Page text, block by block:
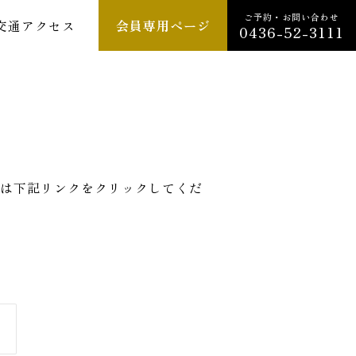
通アクセス 会員専用ページ ご予約・お問い合わせ
0436-52-3111
下記リンクをクリックしてくだ